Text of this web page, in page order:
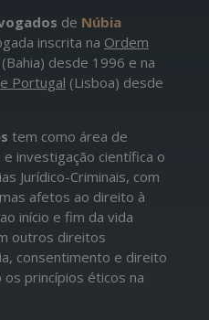
de Núbia
inscrita na Ordem
(Bahia) desde 1996 e na
Portugal (Lisboa) desde
tem como área de
e investigação científica o
Jurídico-Criminais, com
afetos ao direito à
início e fim da vida
outros direitos
consentimento e direito
princípios éticos na